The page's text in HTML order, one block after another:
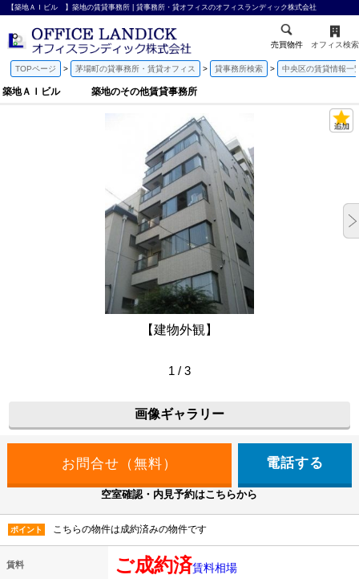
【築地ＡＩビル 】築地の賃貸事務所 | 貸事務所・貸オフィスのオフィスランディック株式会社
売買物件 オフィス検索
TOPページ 茅場町の貸事務所・賃貸オフィス 貸事務所検索 中央区の賃貸情報一
築地ＡＩビル 築地のその他賃貸事務所
【建物外観】
1 / 3
画像ギャラリー
電話する
空室確認・内見予約はこちらから
ポイント こちらの物件は成約済みの物件です
賃料 ご成約済賃料相場